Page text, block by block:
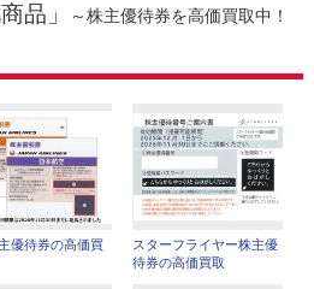
品」
～株主優待券を高価買取中！
優待券の高価買
スターフライヤー株主優
待券の高価買取